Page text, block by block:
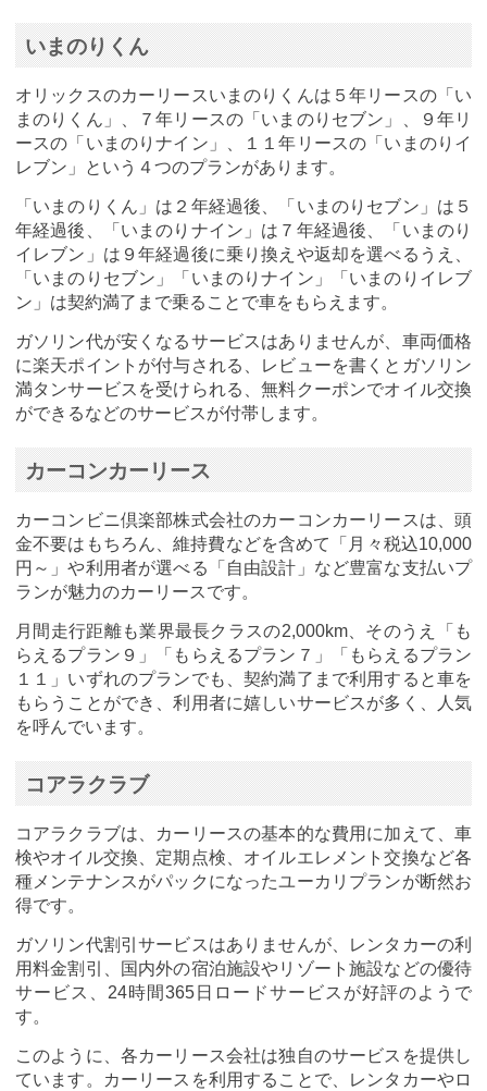
いまのりくん
オリックスのカーリースいまのりくんは５年リースの「い
まのりくん」、７年リースの「いまのりセブン」、９年リ
ースの「いまのりナイン」、１１年リースの「いまのりイ
レブン」という４つのプランがあります。
「いまのりくん」は２年経過後、「いまのりセブン」は５
年経過後、「いまのりナイン」は７年経過後、「いまのり
イレブン」は９年経過後に乗り換えや返却を選べるうえ、
「いまのりセブン」「いまのりナイン」「いまのりイレブ
ン」は契約満了まで乗ることで車をもらえます。
ガソリン代が安くなるサービスはありませんが、車両価格
に楽天ポイントが付与される、レビューを書くとガソリン
満タンサービスを受けられる、無料クーポンでオイル交換
ができるなどのサービスが付帯します。
カーコンカーリース
カーコンビニ倶楽部株式会社のカーコンカーリースは、頭
金不要はもちろん、維持費などを含めて「月々税込10,000
円～」や利用者が選べる「自由設計」など豊富な支払いプ
ランが魅力のカーリースです。
月間走行距離も業界最長クラスの2,000km、そのうえ「も
らえるプラン９」「もらえるプラン７」「もらえるプラン
１１」いずれのプランでも、契約満了まで利用すると車を
もらうことができ、利用者に嬉しいサービスが多く、人気
を呼んでいます。
コアラクラブ
コアラクラブは、カーリースの基本的な費用に加えて、車
検やオイル交換、定期点検、オイルエレメント交換など各
種メンテナンスがパックになったユーカリプランが断然お
得です。
ガソリン代割引サービスはありませんが、レンタカーの利
用料金割引、国内外の宿泊施設やリゾート施設などの優待
サービス、24時間365日ロードサービスが好評のようで
す。
このように、各カーリース会社は独自のサービスを提供し
ています。カーリースを利用することで、レンタカーやロ